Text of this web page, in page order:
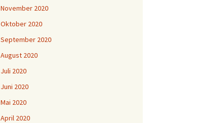
November 2020
Oktober 2020
September 2020
August 2020
Juli 2020
Juni 2020
Mai 2020
April 2020